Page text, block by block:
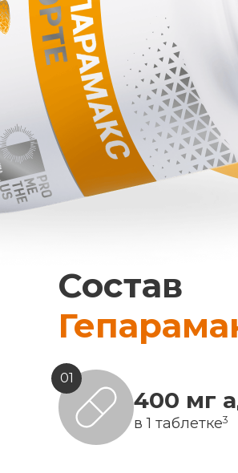
Состав
01
400 мг
в 1 таблетке3